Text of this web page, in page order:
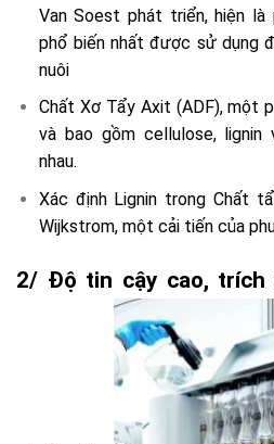
Van Soest phát triển, hiện
phổ biến nhất được sử dụng
nuôi
Chất Xơ Tẩy Axit (ADF), một
và bao gồm cellulose,
nhau.
Xác định Lignin trong Chất
Wijkstrom, một cải tiến của
2/ Độ tin cậy cao, trích